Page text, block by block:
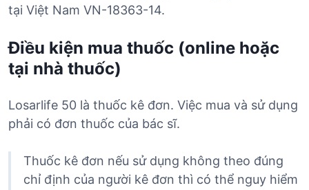
tại Việt Nam VN-18363-14.
Điều kiện mua thuốc (online hoặc
tại nhà thuốc)
Losarlife 50 là thuốc kê đơn. Việc mua và sử dụng
phải có đơn thuốc của bác sĩ.
Thuốc kê đơn nếu sử dụng không theo đúng
chỉ định của người kê đơn thì có thể nguy hiểm